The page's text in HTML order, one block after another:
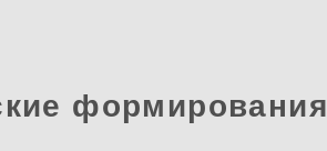
формирования